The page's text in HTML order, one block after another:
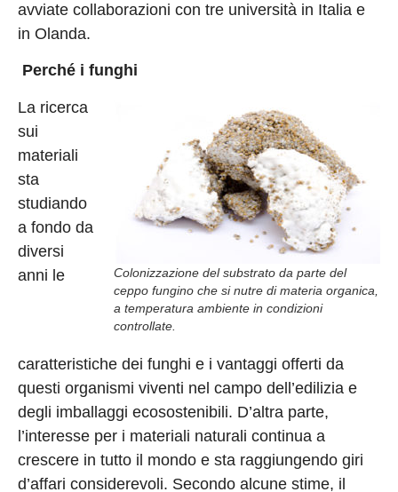
avviate collaborazioni con tre università in Italia e
in Olanda.
Perché i funghi
Colonizzazione del substrato da parte del
ceppo fungino che si nutre di materia organica,
a temperatura ambiente in condizioni
controllate.
La ricerca
sui
materiali
sta
studiando
a fondo da
diversi
anni le
caratteristiche dei funghi e i vantaggi offerti da
questi organismi viventi nel campo dell’edilizia e
degli imballaggi ecosostenibili. D’altra parte,
l’interesse per i materiali naturali continua a
crescere in tutto il mondo e sta raggiungendo giri
d’affari considerevoli. Secondo alcune stime, il